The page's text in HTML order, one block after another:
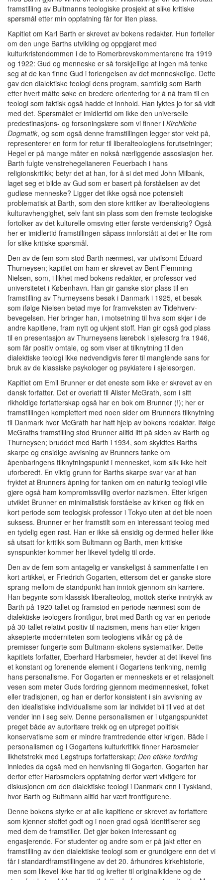
framstilling av Bultmanns teologiske prosjekt at slike kritiske
spørsmål etter min oppfatning får for liten plass.
Kapitlet om Karl Barth er skrevet av bokens redaktør. Hun forteller
om den unge Barths utvikling og oppgjøret med
kulturkristendommen i de to Romerbrevskommentarene fra 1919
og 1922: Gud og menneske er så forskjellige at ingen må tenke
seg at de kan finne Gud i forlengelsen av det menneskelige. Dette
gav den dialektiske teologi dens program, samtidig som Barth
etter hvert måtte søke en bredere orientering for å nå fram til en
teologi som faktisk også hadde et innhold. Han lyktes jo for så vidt
med det. Spørsmålet er imidlertid om ikke den universelle
predestinasjons- og forsoningslære som vi finner i Kirchliche
Dogmatik, og som også denne framstillingen legger stor vekt på,
representerer en form for retur til liberalteologiens forutsetninger;
Hegel er på mange måter en nokså nærliggende assosiasjon her.
Barth fulgte venstrehegelianeren Feuerbach i hans
religionskritikk; betyr det at han, for å si det med John Milbank,
laget seg et bilde av Gud som er basert på forståelsen av det
gudløse menneske? Ligger det ikke også noe potensielt
problematisk at Barth, som den store kritiker av liberalteologiens
kulturavhengighet, selv fant sin plass som den fremste teologiske
fortolker av det kulturelle omsving etter første verdenskrig? Også
her er imidlertid framstillingen såpass innforstått at det er lite rom
for slike kritiske spørsmål.
Den av de fem som stod Barth nærmest, var utvilsomt Eduard
Thurneysen; kapitlet om ham er skrevet av Bent Flemming
Nielsen, som, i likhet med bokens redaktør, er professor ved
universitetet i København. Han gir ganske stor plass til en
framstilling av Thurneysens besøk i Danmark i 1925, et besøk
som ifølge Nielsen betød mye for framveksten av Tidehverv-
bevegelsen. Her bringer han, i motsetning til hva som skjer i de
andre kapitlene, fram nytt og ukjent stoff. Han gir også god plass
til en presentasjon av Thurneysens lærebok i sjelesorg fra 1946,
som får positiv omtale, og som viser at tilknytning til den
dialektiske teologi ikke nødvendigvis fører til manglende sans for
bruk av de klassiske psykologer og psykiatere i sjelesorgen.
Kapitlet om Emil Brunner er det eneste som ikke er skrevet av en
dansk forfatter. Det er overlatt til Alister McGrath, som i sitt
rikholdige forfatterskap også har en bok om Brunner (!); her er
framstillingen komplettert med noen sider om Brunners tilknytning
til Danmark hvor McGrath har hatt hjelp av bokens redaktør. Ifølge
McGraths framstilling stod Brunner alltid litt på siden av Barth og
Thurneysen; bruddet med Barth i 1934, som skyldtes Barths
skarpe og ensidige avvisning av Brunners tanke om
åpenbaringens tilknytningspunkt i mennesket, kom slik ikke helt
uforberedt. En viktig grunn for Barths skarpe svar var at han
fryktet at Brunners åpning for tanken om en naturlig teologi ville
gjøre også ham kompromissvillig overfor nazismen. Etter krigen
utviklet Brunner en minimalistisk forståelse av kirken og fikk en
kort periode som teologisk professor i Tokyo uten at det ble noen
suksess. Brunner er her framstilt som en interessant teolog med
en tydelig egen røst. Han er ikke så ensidig og dermed heller ikke
så utsatt for kritikk som Bultmann og Barth, men kritiske
synspunkter kommer her likevel tydelig til orde.
Den av de fem som antagelig er vanskeligst å sammenfatte i en
kort artikkel, er Friedrich Gogarten, ettersom det er ganske store
sprang mellom de standpunkt han inntok gjennom sin karriere.
Han begynte som klassisk liberalteolog, mottok sterke inntrykk av
Barth på 1920-tallet og framstod en periode nærmest som de
dialektiske teologers frontfigur, brøt med Barth og var en periode
på 30-tallet relativt positiv til nazismen, mens han etter krigen
aksepterte moderniteten som teologiens vilkår og på de
premisser fungerte som Bultmann-skolens systematiker. Dette
kapitlets forfatter, Eberhard Harbsmeier, hevder at det likevel fins
et konstant og forenende element i Gogartens tenkning, nemlig
hans personalisme. For Gogarten er menneskets er et relasjonelt
vesen som møter Guds fordring gjennom medmennesket, folket
eller tradisjonen, og han er derfor konsistent i sin avvisning av
den idealistiske individualisme som lar individet bli til ved at det
vender inn i seg selv. Denne personalismen er i utgangspunktet
preget både av autoritære trekk og en utpreget politisk
konservatisme som er mindre framtredende etter krigen. Både i
personalismen og i Gogartens kulturkritikk finner Harbsmeier
likhetstrekk med Løgstrups forfatterskap; Den etiske fordring
innledes da også med en henvisning til Gogarten. Gogarten har
derfor etter Harbsmeiers oppfatning derfor vært viktigere for
diskusjonen om den dialektiske teologi i Danmark enn i Tyskland,
hvor Barth og Bultmann alltid har vært frontfigurene.
Denne bokens styrke er at alle kapitlene er skrevet av forfattere
som kjenner stoffet godt og i noen grad også identifiserer seg
med dem de framstiller. Det gjør boken interessant og
engasjerende. For studenter og andre som er på jakt etter en
framstilling av den dialektiske teologi som er grundigere enn det vi
får i standardframstillingene av det 20. århundres kirkehistorie,
men som likevel ikke har tid og krefter til originalkildene og de